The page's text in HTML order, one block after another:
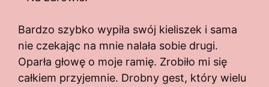
Bardzo szybko wypiła swój kieliszek i sama
nie czekając na mnie nalała sobie drugi.
Oparła głowę o moje ramię. Zrobiło mi się
całkiem przyjemnie. Drobny gest, który wielu